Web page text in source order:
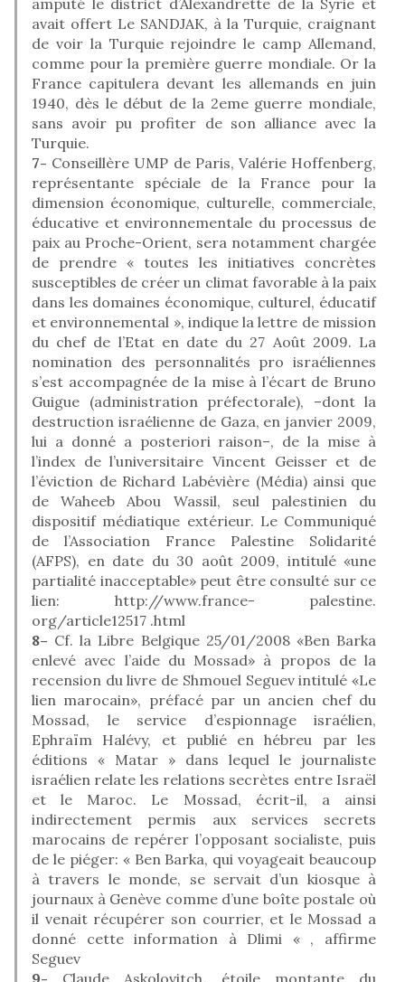
avait offert Le SANDJAK, à la Turquie, craignant
de voir la Turquie rejoindre le camp Allemand,
comme pour la première guerre mondiale. Or la
France capitulera devant les allemands en juin
1940, dès le début de la 2eme guerre mondiale,
sans avoir pu profiter de son alliance avec la
Turquie.
7- Conseillère UMP de Paris, Valérie Hoffenberg,
représentante spéciale de la France pour la
dimension économique, culturelle, commerciale,
éducative et environnementale du processus de
paix au Proche-Orient, sera notamment chargée
de prendre « toutes les initiatives concrètes
susceptibles de créer un climat favorable à la paix
dans les domaines économique, culturel, éducatif
et environnemental », indique la lettre de mission
du chef de l’Etat en date du 27 Août 2009. La
nomination des personnalités pro israéliennes
s’est accompagnée de la mise à l’écart de Bruno
Guigue (administration préfectorale), –dont la
destruction israélienne de Gaza, en janvier 2009,
lui a donné a posteriori raison–, de la mise à
l’index de l’universitaire Vincent Geisser et de
l’éviction de Richard Labévière (Média) ainsi que
de Waheeb Abou Wassil, seul palestinien du
dispositif médiatique extérieur. Le Communiqué
de l’Association France Palestine Solidarité
(AFPS), en date du 30 août 2009, intitulé «une
partialité inacceptable» peut être consulté sur ce
lien: http://www.france- palestine.
org/article12517 .html
8– Cf. la Libre Belgique 25/01/2008 «Ben Barka
enlevé avec l’aide du Mossad» à propos de la
recension du livre de Shmouel Seguev intitulé «Le
lien marocain», préfacé par un ancien chef du
Mossad, le service d’espionnage israélien,
Ephraïm Halévy, et publié en hébreu par les
éditions « Matar » dans lequel le journaliste
israélien relate les relations secrètes entre Israël
et le Maroc. Le Mossad, écrit-il, a ainsi
indirectement permis aux services secrets
marocains de repérer l’opposant socialiste, puis
de le piéger: « Ben Barka, qui voyageait beaucoup
à travers le monde, se servait d’un kiosque à
journaux à Genève comme d’une boîte postale où
il venait récupérer son courrier, et le Mossad a
donné cette information à Dlimi « , affirme
Seguev
9- Claude Askolovitch, étoile montante du